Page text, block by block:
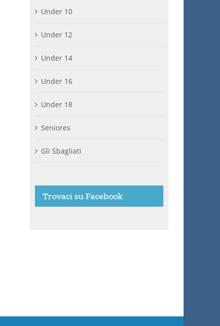
Under 10
Under 12
Under 14
Under 16
Under 18
Seniores
Gli Sbagliati
Trovaci su Facebook